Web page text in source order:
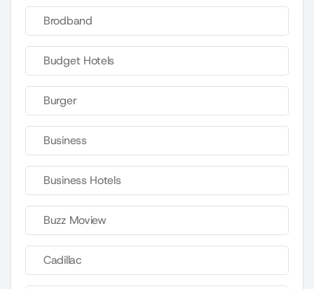
Brodband
Budget Hotels
Burger
Business
Business Hotels
Buzz Moview
Cadillac